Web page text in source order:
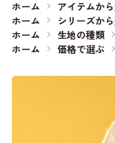
ホーム
アイテムか
ホーム
シリーズか
ホーム
生地の種類
ホーム
価格で選ぶ